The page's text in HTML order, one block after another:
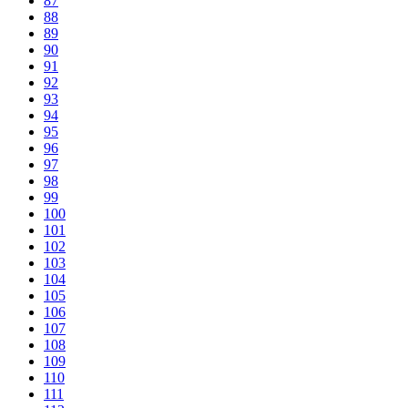
88
89
90
91
92
93
94
95
96
97
98
99
100
101
102
103
104
105
106
107
108
109
110
111